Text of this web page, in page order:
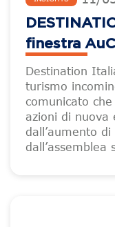
finestra
Destination
turismo
comunicato
azioni di nuova
dall’aumento
dall’assemblea